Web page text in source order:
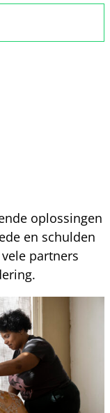
oplossingen
en schulden
partners